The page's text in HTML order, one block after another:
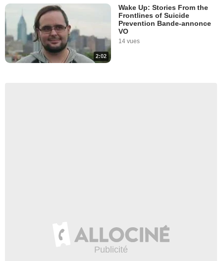
2:02
Wake Up: Stories From the
Frontlines of Suicide
Prevention Bande-annonce
VO
14 vues